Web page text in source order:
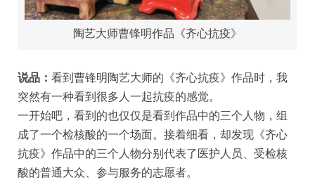
陶艺大师曹锋明作品《齐心抗疫》
说品： 看到曹锋明陶艺大师的《齐心抗疫》作品时，我
突然有一种看到很多人一起抗疫的感觉。
一开始吧，看到的也仅仅是看到作品中的三个人物，组
成了一个检核酸的一个场面。接着细看，却发现《齐心
抗疫》作品中的三个人物分别代表了医护人员、受检核
酸的普通大众、参与服务的志愿者。